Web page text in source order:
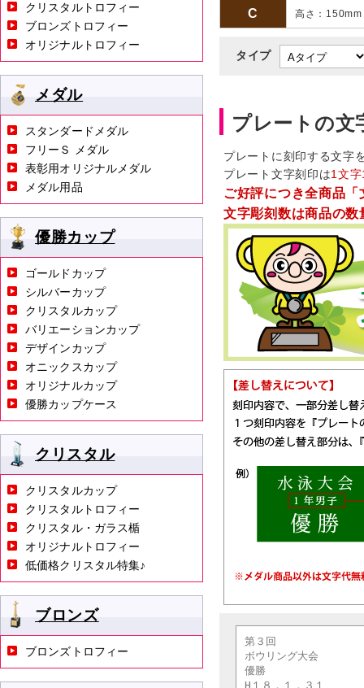
C 高さ：
タイプ
プレートの文
プレートに刻印する文字
プレート文字刻印は1文
ご好評につき全商品
文字彫刻数は商品の
クリスタルトロフィー
ブロンズトロフィー
オリジナルトロフィー
メダル
スタンダードメダル
フリーＳ メダル
表彰用オリジナルメダル
メダル用品
優勝カップ
ゴールドカップ
シルバーカップ
クリスタルカップ
バリエーションカップ
デザインカップ
オニックスカップ
オリジナルカップ
優勝カップケース
クリスタル
クリスタルカップ
クリスタルトロフィー
クリスタル・ガラス楯
オリジナルトロフィー
低価格クリスタル特集♪
ブロンズ
ブロンズトロフィー